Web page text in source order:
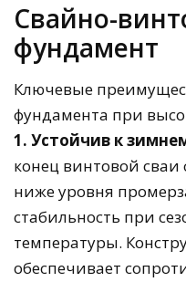
Свайно-
фундамент
Ключевые
фундамента при
1. Устойчив к
конец винтовой сваи
ниже уровня
стабильность при
температуры.
обеспечивает